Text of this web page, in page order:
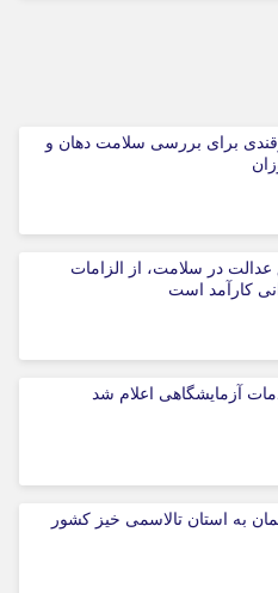
برای بررسی سلامت دهان و
در سلامت، از الزامات
کارآمد است
آزمایشگاهی اعلام شد
به استان تالاسمی خیز کشور